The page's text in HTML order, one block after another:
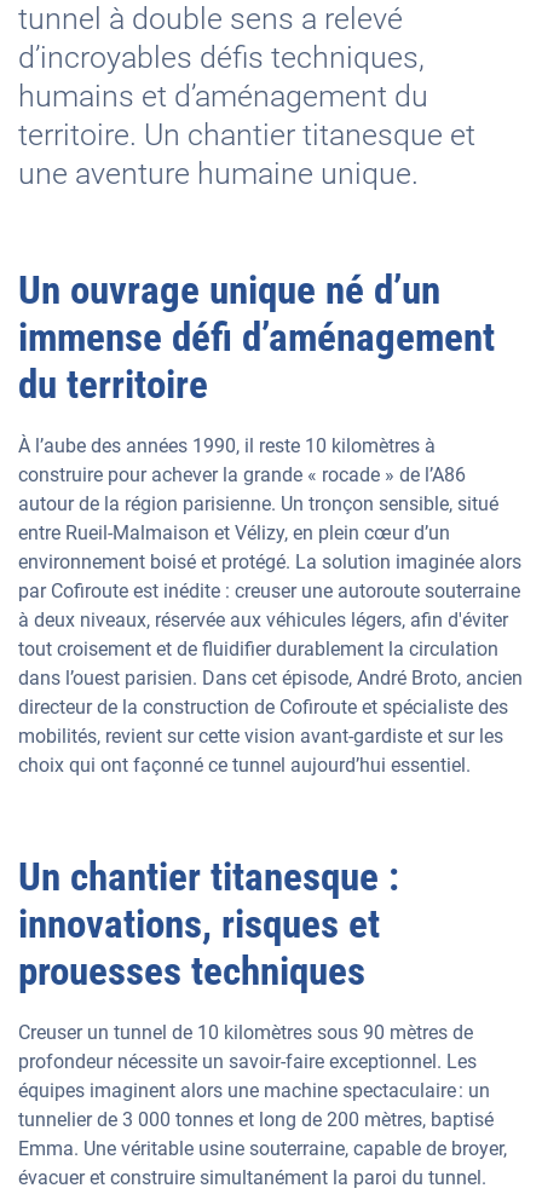
tunnel à double sens a relevé
d’incroyables défis techniques,
humains et d’aménagement du
territoire. Un chantier titanesque et
une aventure humaine unique.
Un ouvrage unique né d’un
immense défi d’aménagement
du territoire
À l’aube des années 1990, il reste 10 kilomètres à
construire pour achever la grande « rocade » de l’A86
autour de la région parisienne. Un tronçon sensible, situé
entre Rueil-Malmaison et Vélizy, en plein cœur d’un
environnement boisé et protégé. La solution imaginée alors
par Cofiroute est inédite : creuser une autoroute souterraine
à deux niveaux, réservée aux véhicules légers, afin d'éviter
tout croisement et de fluidifier durablement la circulation
dans l’ouest parisien. Dans cet épisode, André Broto, ancien
directeur de la construction de Cofiroute et spécialiste des
mobilités, revient sur cette vision avant-gardiste et sur les
choix qui ont façonné ce tunnel aujourd’hui essentiel.
Un chantier titanesque :
innovations, risques et
prouesses techniques
Creuser un tunnel de 10 kilomètres sous 90 mètres de
profondeur nécessite un savoir-faire exceptionnel. Les
équipes imaginent alors une machine spectaculaire : un
tunnelier de 3 000 tonnes et long de 200 mètres, baptisé
Emma. Une véritable usine souterraine, capable de broyer,
évacuer et construire simultanément la paroi du tunnel.